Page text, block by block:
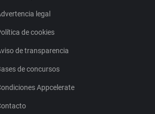
legal
de cookies
de transparencia
de concursos
Appcelerate